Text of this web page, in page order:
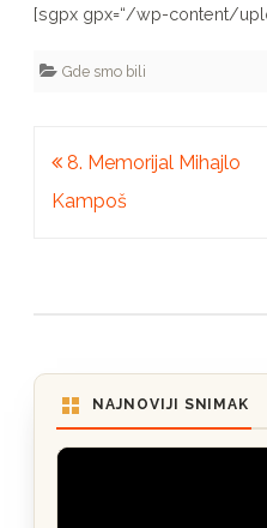
[sgpx gpx=“/wp-content/
Gde smo bili
Kretanje
8. Memorijal Mihajlo
Kampoš
NAJNOVIJI SNIMAK